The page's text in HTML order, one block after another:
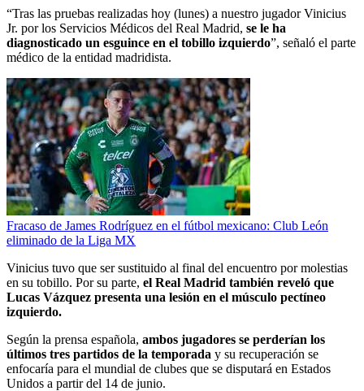
“Tras las pruebas realizadas hoy (lunes) a nuestro jugador Vinicius
Jr. por los Servicios Médicos del Real Madrid, se le ha
diagnosticado un esguince en el tobillo izquierdo”, señaló el parte
médico de la entidad madridista.
Fracaso de James Rodríguez en el fútbol mexicano: Club León
eliminado de la Liga MX
Vinicius tuvo que ser sustituido al final del encuentro por molestias
en su tobillo. Por su parte, el Real Madrid también reveló que
Lucas Vázquez presenta una lesión en el músculo pectíneo
izquierdo.
Según la prensa española, ambos jugadores se perderían los
últimos tres partidos de la temporada y su recuperación se
enfocaría para el mundial de clubes que se disputará en Estados
Unidos a partir del 14 de junio.